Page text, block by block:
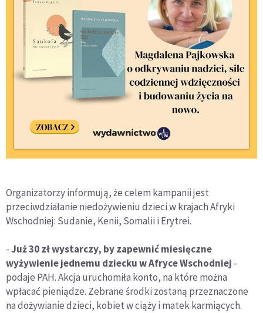
Organizatorzy informują, że celem kampanii jest
przeciwdziałanie niedożywieniu dzieci w krajach Afryki
Wschodniej: Sudanie, Kenii, Somalii i Erytrei.
-Już 30 zł wystarczy, by zapewnić miesięczne
wyżywienie jednemu dziecku w Afryce Wschodniej -
podaje PAH. Akcja uruchomiła konto, na które można
wpłacać pieniądze. Zebrane środki zostaną przeznaczone
na dożywianie dzieci, kobiet w ciąży i matek karmiących.